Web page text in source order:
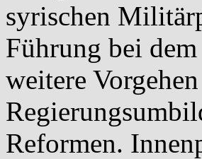
syrischen
Führung bei
weitere
Reformen.